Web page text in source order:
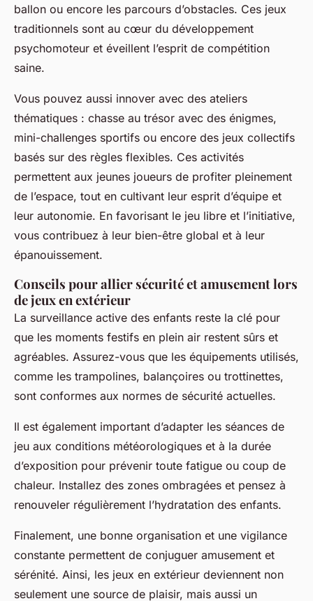
ballon ou encore les parcours d’obstacles. Ces jeux
traditionnels sont au cœur du développement
psychomoteur et éveillent l’esprit de compétition
saine.
Vous pouvez aussi innover avec des ateliers
thématiques : chasse au trésor avec des énigmes,
mini-challenges sportifs ou encore des jeux collectifs
basés sur des règles flexibles. Ces activités
permettent aux jeunes joueurs de profiter pleinement
de l’espace, tout en cultivant leur esprit d’équipe et
leur autonomie. En favorisant le jeu libre et l’initiative,
vous contribuez à leur bien-être global et à leur
épanouissement.
Conseils pour allier sécurité et amusement lors
de jeux en extérieur
La surveillance active des enfants reste la clé pour
que les moments festifs en plein air restent sûrs et
agréables. Assurez-vous que les équipements utilisés,
comme les trampolines, balançoires ou trottinettes,
sont conformes aux normes de sécurité actuelles.
Il est également important d’adapter les séances de
jeu aux conditions météorologiques et à la durée
d’exposition pour prévenir toute fatigue ou coup de
chaleur. Installez des zones ombragées et pensez à
renouveler régulièrement l’hydratation des enfants.
Finalement, une bonne organisation et une vigilance
constante permettent de conjuguer amusement et
sérénité. Ainsi, les jeux en extérieur deviennent non
seulement une source de plaisir, mais aussi un